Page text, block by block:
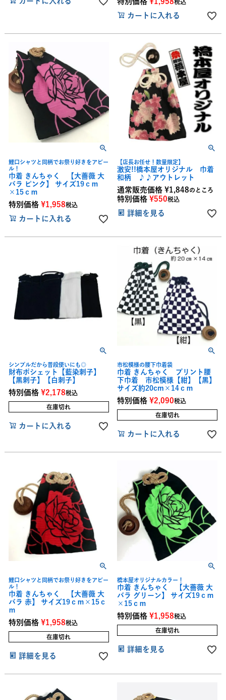
税込
カートに入れる
鯉口シャツと同柄でお祭り好きをアピー
ル！
巾着 きんちゃく 【大薔薇 大
バラ ピンク】 サイズ19ｃｍ
×15ｃｍ
特別価格 ¥1,958税込
カートに入れる
【店長お任せ！数量限定】
激安!!橋本屋オリジナル 巾着
和柄 ♪♪アウトレット
通常販売価格 ¥1,848のところ
特別価格 ¥550税込
詳細を見る
シンプルだから普段使いにも◎
財布ポシェット【藍染刺子】
【黒刺子】【白刺子】
特別価格 ¥2,178税込
在庫切れ
カートに入れる
市松模様の腰下巾着袋
巾着 きんちゃく プリント腰
下巾着 市松模様【紺】【黒】
サイズ約20cm×14ｃｍ
特別価格 ¥2,090税込
在庫切れ
カートに入れる
鯉口シャツと同柄でお祭り好きをアピー
ル！
巾着 きんちゃく 【大薔薇 大
バラ 赤】 サイズ19ｃｍ×15ｃ
ｍ
特別価格 ¥1,958税込
在庫切れ
詳細を見る
橋本屋オリジナルカラー！
巾着 きんちゃく 【大薔薇 大
バラ グリーン】 サイズ19ｃｍ
×15ｃｍ
特別価格 ¥1,958税込
在庫切れ
詳細を見る